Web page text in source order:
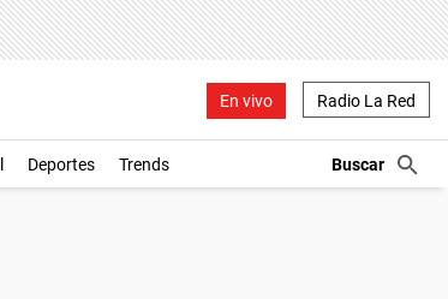
En vivo Radio La Red
Deportes Trends